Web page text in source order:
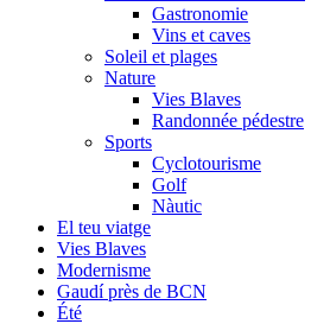
Gastronomie
Vins et caves
Soleil et plages
Nature
Vies Blaves
Randonnée pédestre
Sports
Cyclotourisme
Golf
Nàutic
El teu viatge
Vies Blaves
Modernisme
Gaudí près de BCN
Été